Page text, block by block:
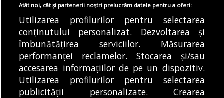
Iuliu Maniu. Promisiuni și
O nouă creșă cu o
capacitate de 60 de
locuri a fost...
ANDREEA TUDOR 06/08/2026
jandarmi cum vindea
inclusiv butelii cu azot
Jandarmii au prins ieri
seară un dealer de
petarde în București.
Este...
ALEXANDRU STAN
Atât noi, cât și partenerii noștri prelucrăm datele pentru a oferi:
Utilizarea profilurilor pentru selectarea
conținutului personalizat. Dezvoltarea și
îmbunătățirea serviciilor. Măsurarea
performanței reclamelor. Stocarea și/sau
accesarea informațiilor de pe un dispozitiv.
Utilizarea profilurilor pentru selectarea
publicității personalizate. Crearea